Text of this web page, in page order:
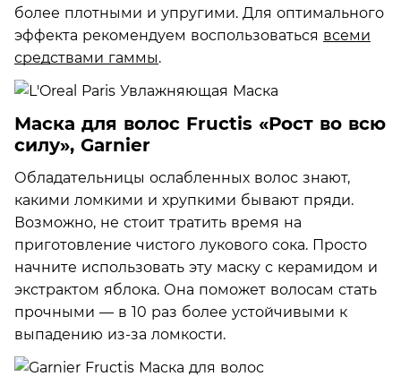
более плотными и упругими. Для оптимального
эффекта рекомендуем воспользоваться всеми
средствами гаммы.
Маска для волос Fructis «Рост во всю
силу», Garnier
Обладательницы ослабленных волос знают,
какими ломкими и хрупкими бывают пряди.
Возможно, не стоит тратить время на
приготовление чистого лукового сока. Просто
начните использовать эту маску с керамидом и
экстрактом яблока. Она поможет волосам стать
прочными — в 10 раз более устойчивыми к
выпадению из-за ломкости.